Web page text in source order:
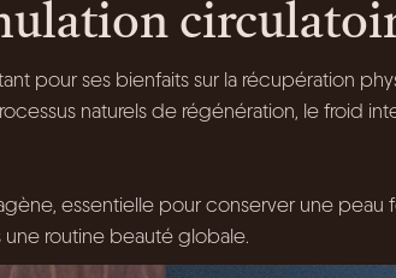
pour ses bienfaits sur la récupération
naturels de régénération, le froid
essentielle pour conserver une peau
une routine beauté globale.